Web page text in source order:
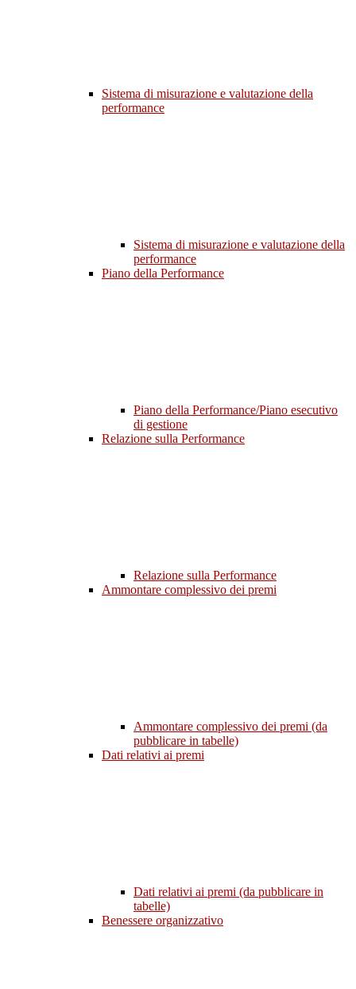
Sistema di misurazione e valutazione della
performance
Sistema di misurazione e valutazione della
performance
Piano della Performance
Piano della Performance/Piano esecutivo
di gestione
Relazione sulla Performance
Relazione sulla Performance
Ammontare complessivo dei premi
Ammontare complessivo dei premi (da
pubblicare in tabelle)
Dati relativi ai premi
Dati relativi ai premi (da pubblicare in
tabelle)
Benessere organizzativo